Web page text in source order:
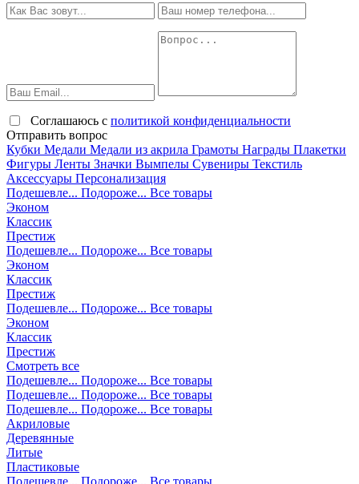
Соглашаюсь с политикой конфиденциальности
Отправить вопрос
Кубки Медали Медали из акрила Грамоты Награды Плакетки
Фигуры Ленты Значки Вымпелы Сувениры Текстиль
Аксессуары Персонализация
Подешевле... Подороже... Все товары
Эконом
Классик
Престиж
Подешевле... Подороже... Все товары
Эконом
Классик
Престиж
Подешевле... Подороже... Все товары
Эконом
Классик
Престиж
Смотреть все
Подешевле... Подороже... Все товары
Подешевле... Подороже... Все товары
Подешевле... Подороже... Все товары
Акриловые
Деревянные
Литые
Пластиковые
Подешевле... Подороже... Все товары